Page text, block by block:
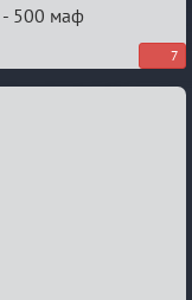
- 500 маф
7